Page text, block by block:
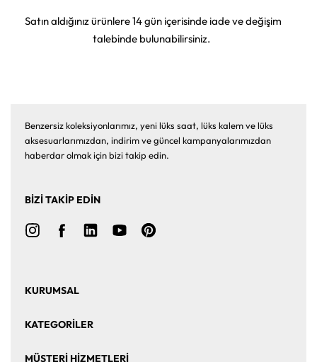
Satın aldığınız ürünlere 14 gün içerisinde iade ve değişim
talebinde bulunabilirsiniz.
Benzersiz koleksiyonlarımız, yeni lüks saat, lüks kalem ve lüks
aksesuarlarımızdan, indirim ve güncel kampanyalarımızdan
haberdar olmak için bizi takip edin.
BİZİ TAKİP EDİN
KURUMSAL
KATEGORİLER
MÜŞTERİ HİZMETLERİ